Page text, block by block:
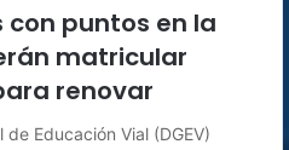
puntos en la
matricular
renovar
de Educación Vial (DGEV)